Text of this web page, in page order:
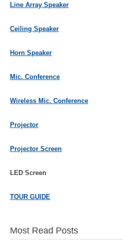
Line Array Speaker
Ceiling Speaker
Horn Speaker
Mic. Conference
Wireless Mic. Conference
Projector
Projector Screen
LED Screen
TOUR GUIDE
Most Read Posts